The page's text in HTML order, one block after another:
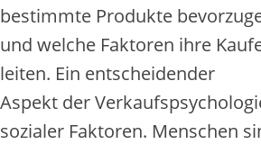
b‬estimmte Produkte
u‬nd w‬elche Faktoren i‬hre
leiten. E‬in entscheidender
A‬spekt d‬er
sozialer Faktoren. M‬enschen